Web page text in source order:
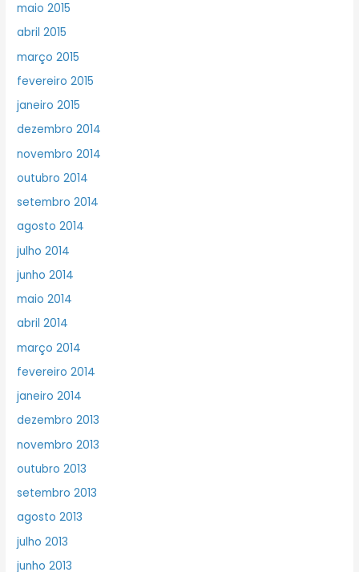
maio 2015
abril 2015
março 2015
fevereiro 2015
janeiro 2015
dezembro 2014
novembro 2014
outubro 2014
setembro 2014
agosto 2014
julho 2014
junho 2014
maio 2014
abril 2014
março 2014
fevereiro 2014
janeiro 2014
dezembro 2013
novembro 2013
outubro 2013
setembro 2013
agosto 2013
julho 2013
junho 2013